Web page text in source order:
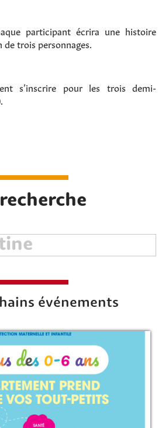
sur le site
participant écrira une histoire
trois personnages.
s’inscrire pour les trois demi-
événements